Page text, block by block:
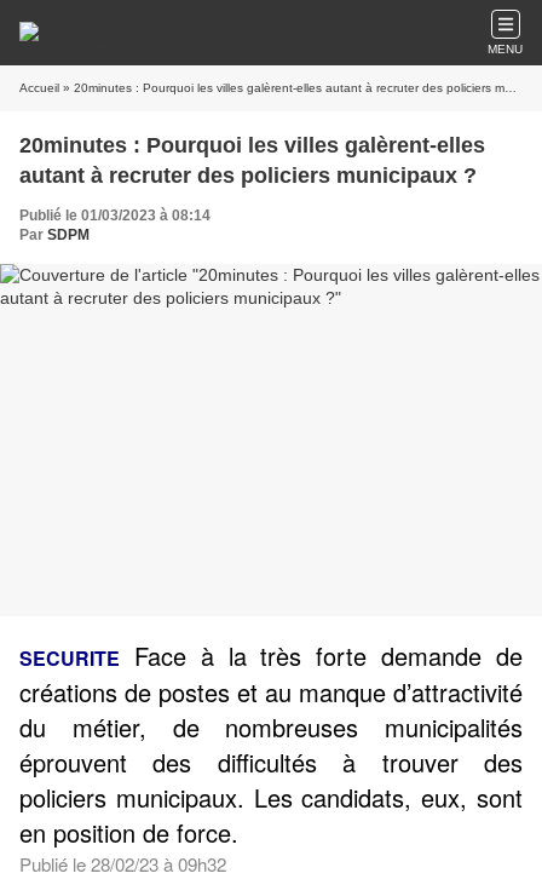
MENU
Accueil » 20minutes : Pourquoi les villes galèrent-elles autant à recruter des policiers municipaux ?
20minutes : Pourquoi les villes galèrent-elles
autant à recruter des policiers municipaux ?
Publié le 01/03/2023 à 08:14
Par SDPM
SECURITE
Face à la très forte demande de
créations de postes et au manque d’attractivité
du métier, de nombreuses municipalités
éprouvent des difficultés à trouver des
policiers municipaux. Les candidats, eux, sont
en position de force.
Publié le 28/02/23 à 09h32